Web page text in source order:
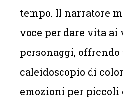
tempo. Il narratore
voce per dare vita ai
personaggi, offrendo
caleidoscopio di
emozioni per piccoli